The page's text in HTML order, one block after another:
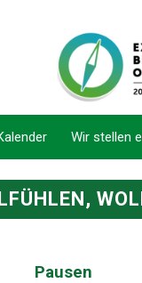
Wir stellen
Pausen